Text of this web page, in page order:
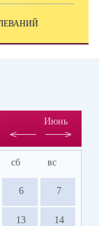
Июнь
сб вс
6 7
13 14